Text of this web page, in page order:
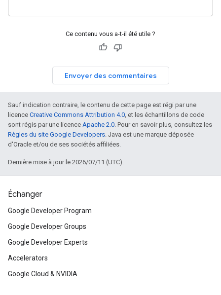
Ce contenu vous a-t-il été utile ?
Envoyer des commentaires
Sauf indication contraire, le contenu de cette page est régi par une
licence Creative Commons Attribution 4.0, et les échantillons de code
sont régis par une licence Apache 2.0. Pour en savoir plus, consultez les
Règles du site Google Developers. Java est une marque déposée
d'Oracle et/ou de ses sociétés affiliées.
Dernière mise à jour le 2026/07/11 (UTC).
Échanger
Google Developer Program
Google Developer Groups
Google Developer Experts
Accelerators
Google Cloud & NVIDIA